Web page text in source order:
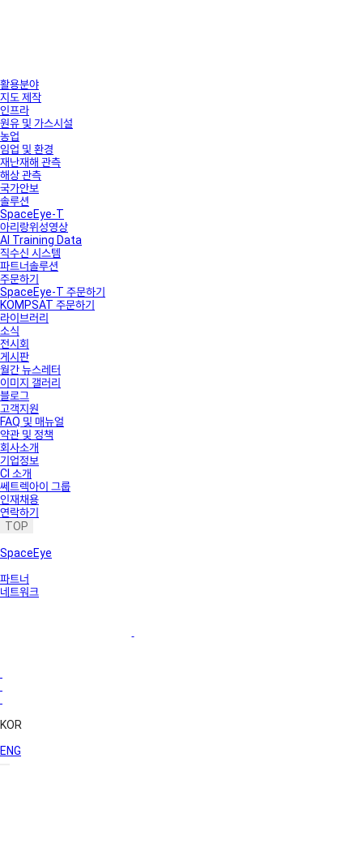
활용분야
지도 제작
인프라
원유 및 가스시설
농업
임업 및 환경
재난재해 관측
해상 관측
국가안보
솔루션
SpaceEye-T
아리랑위성영상
AI Training Data
직수신 시스템
파트너솔루션
주문하기
SpaceEye-T 주문하기
KOMPSAT 주문하기
라이브러리
소식
전시회
게시판
월간 뉴스레터
이미지 갤러리
블로그
고객지원
FAQ 및 매뉴얼
약관 및 정책
회사소개
기업정보
CI 소개
쎄트렉아이 그룹
인재채용
연락하기
TOP
SpaceEye
파트너
네트워크
KOR
ENG